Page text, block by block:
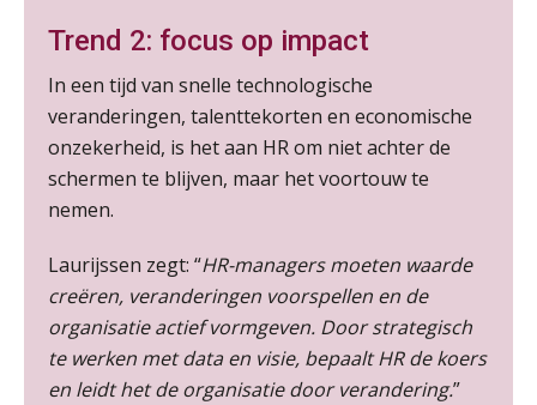
Trend 2: focus op impact
In een tijd van snelle technologische
veranderingen, talenttekorten en economische
onzekerheid, is het aan HR om niet achter de
schermen te blijven, maar het voortouw te
nemen.
Laurijssen zegt: “HR-managers moeten waarde
creëren, veranderingen voorspellen en de
organisatie actief vormgeven. Door strategisch
te werken met data en visie, bepaalt HR de koers
en leidt het de organisatie door verandering.”
20
AUG
Module Loonheffingen PDL
Markus Verbeek Praehep
24
AUG
Module Loonheffingen VPS
Markus Verbeek Praehep
AUG
MOCuitgevers
25
AUG
Summercourse: Kiezen en loslaten & een mindset die kansen ziet en vertrouwen geeft
MOCuitgevers